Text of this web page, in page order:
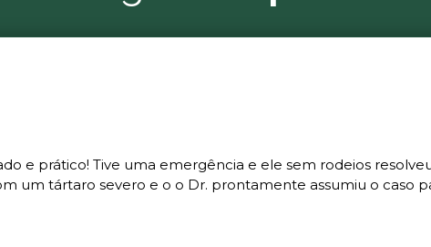
e prático! Tive uma emergência e ele sem rodeios
um tártaro severo e o o Dr. prontamente assumiu o caso